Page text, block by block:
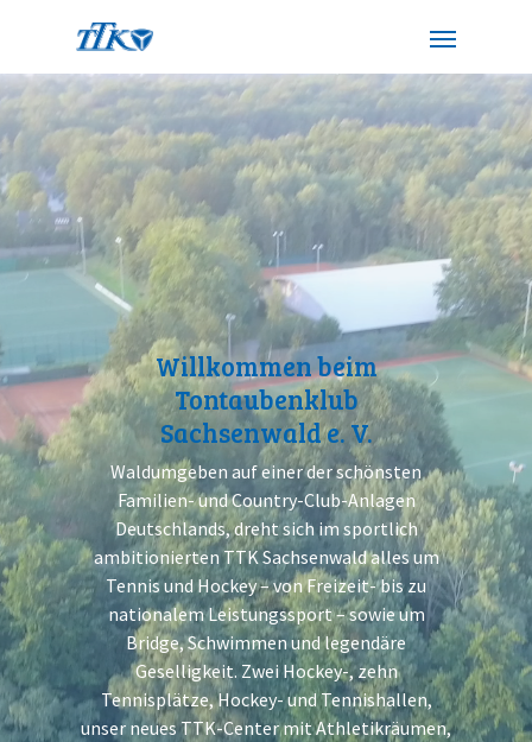
Willkommen beim
Tontaubenklub
Sachsenwald e. V.
Waldumgeben auf einer der schönsten
Familien- und Country-Club-Anlagen
Deutschlands, dreht sich im sportlich
ambitionierten TTK Sachsenwald alles um
Tennis und Hockey – von Freizeit- bis zu
nationalem Leistungssport – sowie um
Bridge, Schwimmen und legendäre
Geselligkeit. Zwei Hockey-, zehn
Tennisplätze, Hockey- und Tennishallen,
unser neues TTK-Center mit Athletikräumen,